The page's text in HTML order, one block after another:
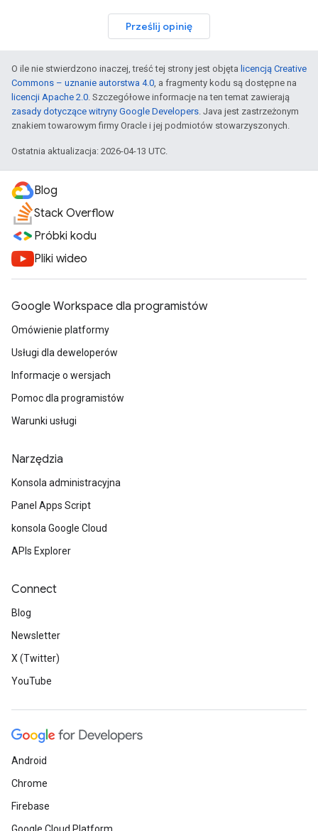
Prześlij opinię
O ile nie stwierdzono inaczej, treść tej strony jest objęta licencją Creative
Commons – uznanie autorstwa 4.0, a fragmenty kodu są dostępne na
licencji Apache 2.0. Szczegółowe informacje na ten temat zawierają
zasady dotyczące witryny Google Developers. Java jest zastrzeżonym
znakiem towarowym firmy Oracle i jej podmiotów stowarzyszonych.
Ostatnia aktualizacja: 2026-04-13 UTC.
Blog
Stack Overflow
Próbki kodu
Pliki wideo
Google Workspace dla programistów
Omówienie platformy
Usługi dla deweloperów
Informacje o wersjach
Pomoc dla programistów
Warunki usługi
Narzędzia
Konsola administracyjna
Panel Apps Script
konsola Google Cloud
APIs Explorer
Connect
Blog
Newsletter
X (Twitter)
YouTube
Android
Chrome
Firebase